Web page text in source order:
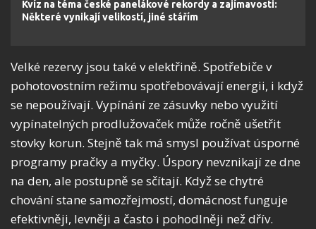
Kvíz na téma české panelákové rekordy a zajímavosti:
Některé vynikají velikostí, jiné stářím
Velké rezervy jsou také v elektřině. Spotřebiče v
pohotovostním režimu spotřebovávají energii, i když
se nepoužívají. Vypínání ze zásuvky nebo využití
vypínatelných prodlužovaček může ročně ušetřit
stovky korun. Stejně tak má smysl používat úsporné
programy pračky a myčky. Úspory nevznikají ze dne
na den, ale postupně se sčítají. Když se chytré
chování stane samozřejmostí, domácnost funguje
efektivněji, levněji a často i pohodlněji než dřív.